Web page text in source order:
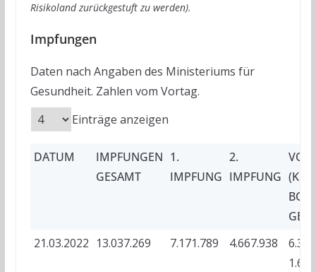
Risikoland zurückgestuft zu werden).
Impfungen
Daten nach Angaben des Ministeriums für
Gesundheit. Zahlen vom Vortag.
Einträge anzeigen
DATUM
IMPFUNGEN
GESAMT
1.
IMPFUNG
2.
IMPFUNG
21.03.2022 13.037.269 7.171.789 4.667.938